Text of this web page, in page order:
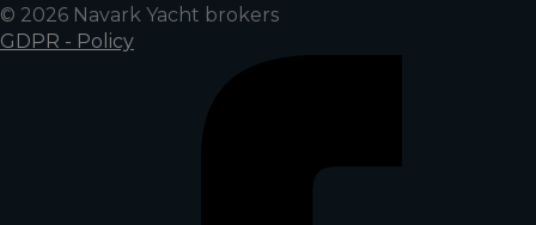
© 2026 Navark Yacht brokers
GDPR - Policy